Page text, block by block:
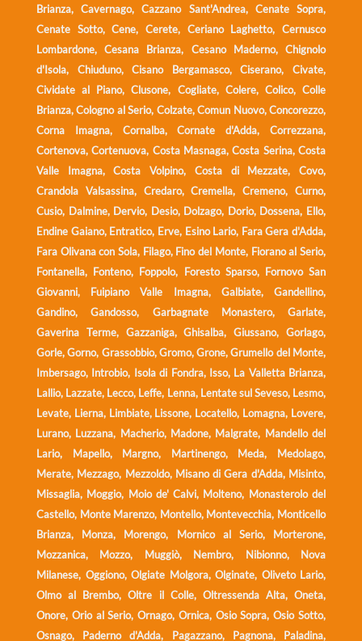
Brianza, Cavernago, Cazzano Sant'Andrea, Cenate Sopra,
Cenate Sotto, Cene, Cerete, Ceriano Laghetto, Cernusco
Lombardone, Cesana Brianza, Cesano Maderno, Chignolo
d'Isola, Chiuduno, Cisano Bergamasco, Ciserano, Civate,
Cividate al Piano, Clusone, Cogliate, Colere, Colico, Colle
Brianza, Cologno al Serio, Colzate, Comun Nuovo, Concorezzo,
Corna Imagna, Cornalba, Cornate d'Adda, Correzzana,
Cortenova, Cortenuova, Costa Masnaga, Costa Serina, Costa
Valle Imagna, Costa Volpino, Costa di Mezzate, Covo,
Crandola Valsassina, Credaro, Cremella, Cremeno, Curno,
Cusio, Dalmine, Dervio, Desio, Dolzago, Dorio, Dossena, Ello,
Endine Gaiano, Entratico, Erve, Esino Lario, Fara Gera d'Adda,
Fara Olivana con Sola, Filago, Fino del Monte, Fiorano al Serio,
Fontanella, Fonteno, Foppolo, Foresto Sparso, Fornovo San
Giovanni, Fuipiano Valle Imagna, Galbiate, Gandellino,
Gandino, Gandosso, Garbagnate Monastero, Garlate,
Gaverina Terme, Gazzaniga, Ghisalba, Giussano, Gorlago,
Gorle, Gorno, Grassobbio, Gromo, Grone, Grumello del Monte,
Imbersago, Introbio, Isola di Fondra, Isso, La Valletta Brianza,
Lallio, Lazzate, Lecco, Leffe, Lenna, Lentate sul Seveso, Lesmo,
Levate, Lierna, Limbiate, Lissone, Locatello, Lomagna, Lovere,
Lurano, Luzzana, Macherio, Madone, Malgrate, Mandello del
Lario, Mapello, Margno, Martinengo, Meda, Medolago,
Merate, Mezzago, Mezzoldo, Misano di Gera d'Adda, Misinto,
Missaglia, Moggio, Moio de' Calvi, Molteno, Monasterolo del
Castello, Monte Marenzo, Montello, Montevecchia, Monticello
Brianza, Monza, Morengo, Mornico al Serio, Morterone,
Mozzanica, Mozzo, Muggiò, Nembro, Nibionno, Nova
Milanese, Oggiono, Olgiate Molgora, Olginate, Oliveto Lario,
Olmo al Brembo, Oltre il Colle, Oltressenda Alta, Oneta,
Onore, Orio al Serio, Ornago, Ornica, Osio Sopra, Osio Sotto,
Osnago, Paderno d'Adda, Pagazzano, Pagnona, Paladina,